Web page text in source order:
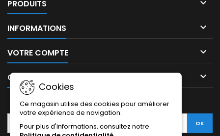
PRODUITS 
INFORMATIONS 
VOTRE COMPTE 
CONTACT 
Cookies
Ce magasin utilise des cookies pour améliorer
votre expérience de navigation.
Pour plus d'informations, consultez notre
LETTRE D'INFORMATIONS